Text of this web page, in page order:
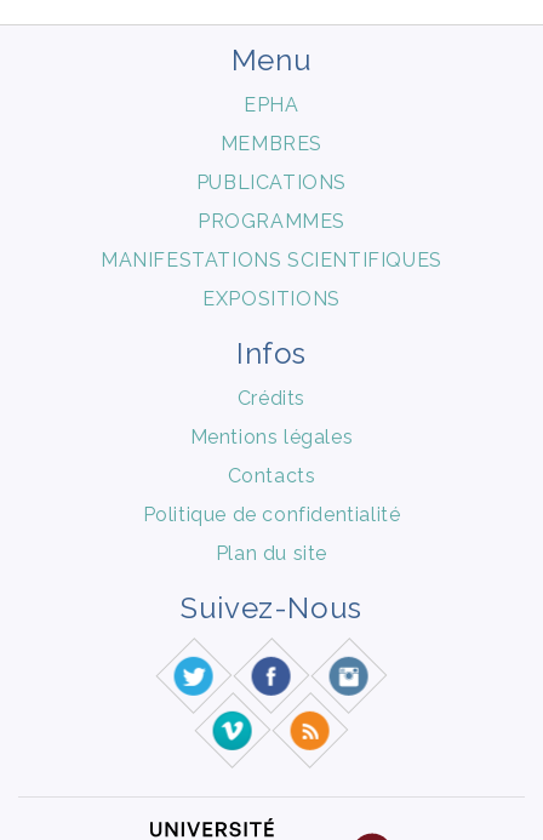
Menu
EPHA
MEMBRES
PUBLICATIONS
PROGRAMMES
MANIFESTATIONS SCIENTIFIQUES
EXPOSITIONS
Infos
Crédits
Mentions légales
Contacts
Politique de confidentialité
Plan du site
Suivez-Nous